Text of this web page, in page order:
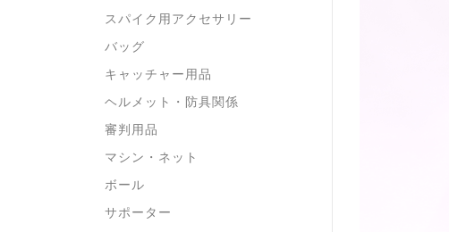
スパイク用アクセサリー
バッグ
キャッチャー用品
ヘルメット・防具関係
審判用品
マシン・ネット
ボール
サポーター